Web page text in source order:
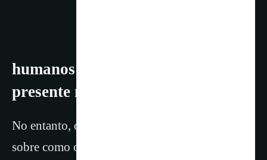
humanos modernos estava
presente no genoma neandertal?
No entanto, os pesquisadores sabem menos
sobre como o DNA humano moderno pode ter